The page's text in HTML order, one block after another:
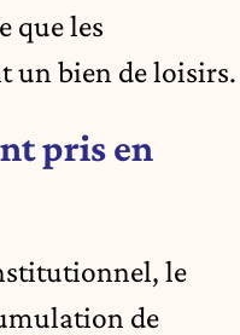
que les
un bien de loisirs.
pris en
le
de